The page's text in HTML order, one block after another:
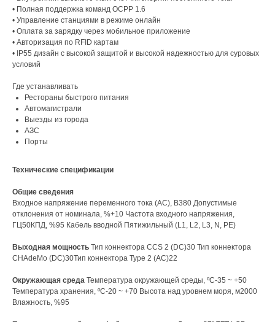
• Полная поддержка команд OCPP 1.6
• Управление станциями в режиме онлайн
• Оплата за зарядку через мобильное приложение
• Авторизация по RFID картам
• IP55 дизайн с высокой защитой и высокой надежностью для суровых
условий
Где устанавливать
Рестораны быстрого питания
Автомагистрали
Выезды из города
АЗС
Порты
Технические спецификации
Общие сведения
Входное напряжение переменного тока (АС), В380 Допустимые
отклонения от номинала, %+10 Частота входного напряжения,
ГЦ50КПД, %95 Кабель вводной Пятижильный (L1, L2, L3, N, PE)
Выходная мощность Тип коннектора CCS 2 (DC)30 Тип коннектора
CHAdeMo (DC)30Тип коннектора Type 2 (AC)22
Окружающая среда Температура окружающей среды, ºC-35 ~ +50
Температура хранения, ºC-20 ~ +70 Высота над уровнем моря, м2000
Влажность, %95